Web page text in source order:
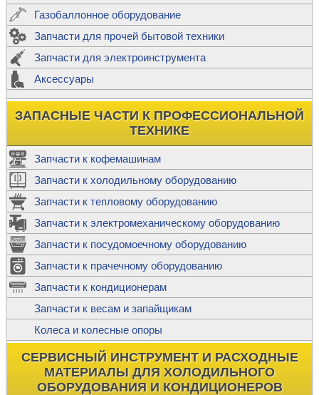
Газобаллонное оборудование
Запчасти для прочей бытовой техники
Запчасти для электроинструмента
Аксессуары
ЗАПАСНЫЕ ЧАСТИ К ПРОФЕССИОНАЛЬНОЙ
ТЕХНИКЕ
Запчасти к кофемашинам
Запчасти к холодильному оборудованию
Запчасти к тепловому оборудованию
Запчасти к электромеханическому оборудованию
Запчасти к посудомоечному оборудованию
Запчасти к прачечному оборудованию
Запчасти к кондиционерам
Запчасти к весам и запайщикам
Колеса и колесные опоры
СЕРВИСНЫЙ ИНСТРУМЕНТ И РАСХОДНЫЕ
МАТЕРИАЛЫ ДЛЯ ХОЛОДИЛЬНОГО
ОБОРУДОВАНИЯ И КОНДИЦИОНЕРОВ